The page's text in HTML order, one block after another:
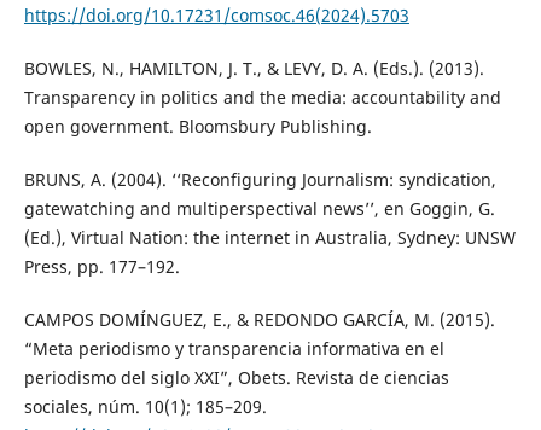
https://doi.org/10.17231/comsoc.46(2024).5703
BOWLES, N., HAMILTON, J. T., & LEVY, D. A. (Eds.). (2013).
Transparency in politics and the media: accountability and
open government. Bloomsbury Publishing.
BRUNS, A. (2004). ‘‘Reconfiguring Journalism: syndication,
gatewatching and multiperspectival news’’, en Goggin, G.
(Ed.), Virtual Nation: the internet in Australia, Sydney: UNSW
Press, pp. 177–192.
CAMPOS DOMÍNGUEZ, E., & REDONDO GARCÍA, M. (2015).
“Meta periodismo y transparencia informativa en el
periodismo del siglo XXI”, Obets. Revista de ciencias
sociales, núm. 10(1); 185–209.